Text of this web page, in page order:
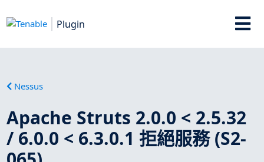
Plugin
Nessus
Apache Struts 2.0.0 < 2.5.32
/ 6.0.0 < 6.3.0.1 拒絕服務 (S2-